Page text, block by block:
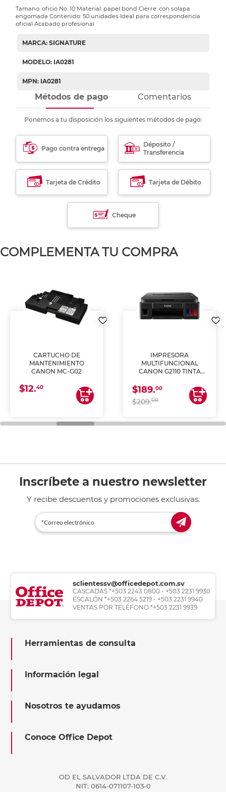
Tamano: oficio No. 10 Material: papel bond Cierre: con solapa
engomada Contenido: 50 unidades Ideal para correspondencia
oficial Acabado profesional
MARCA: SIGNATURE
MODELO: IA0281
MPN: IA0281
Métodos de pago Comentarios
Ponemos a tu disposición los siguientes métodos de pago:
Pago contra entrega
Déposito /
Transferencia
Tarjeta de Crédito Tarjeta de Débito
Cheque
COMPLEMENTA TU COMPRA
CARTUCHO DE
MANTENIMIENTO
CANON MC-G02
$12.40
IMPRESORA
MULTIFUNCIONAL
CANON G2110 TINTA
$189.00
$209.00
Inscríbete a nuestro newsletter
Y recibe descuentos y promociones exclusivas.
sclientessv@officedepot.com.sv
CASCADAS *+503 2243 0800 - +503 2231 9930
ESCALÓN *+503 2264 5219 - +503 2231 9940
VENTAS POR TELÉFONO *+503 2231 9939
Herramientas de consulta
Información legal
Nosotros te ayudamos
Conoce Office Depot
OD EL SALVADOR LTDA DE C.V.
NIT: 0614-071107-103-0